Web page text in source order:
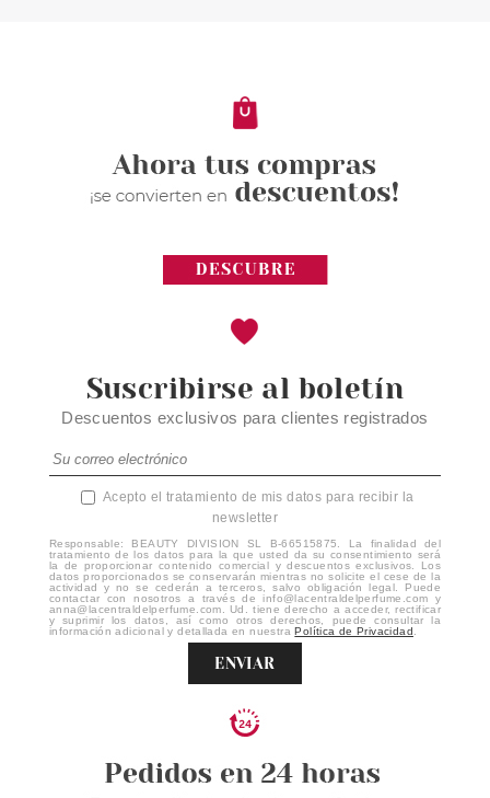
Suscribirse al boletín
Descuentos exclusivos para clientes registrados
Acepto el tratamiento de mis datos para recibir la
newsletter
Responsable: BEAUTY DIVISION SL B-66515875. La finalidad del
tratamiento de los datos para la que usted da su consentimiento será
la de proporcionar contenido comercial y descuentos exclusivos. Los
datos proporcionados se conservarán mientras no solicite el cese de la
actividad y no se cederán a terceros, salvo obligación legal. Puede
contactar con nosotros a través de info@lacentraldelperfume.com y
anna@lacentraldelperfume.com. Ud. tiene derecho a acceder, rectificar
y suprimir los datos, así como otros derechos, puede consultar la
información adicional y detallada en nuestraPolítica de Privacidad
ENVIAR